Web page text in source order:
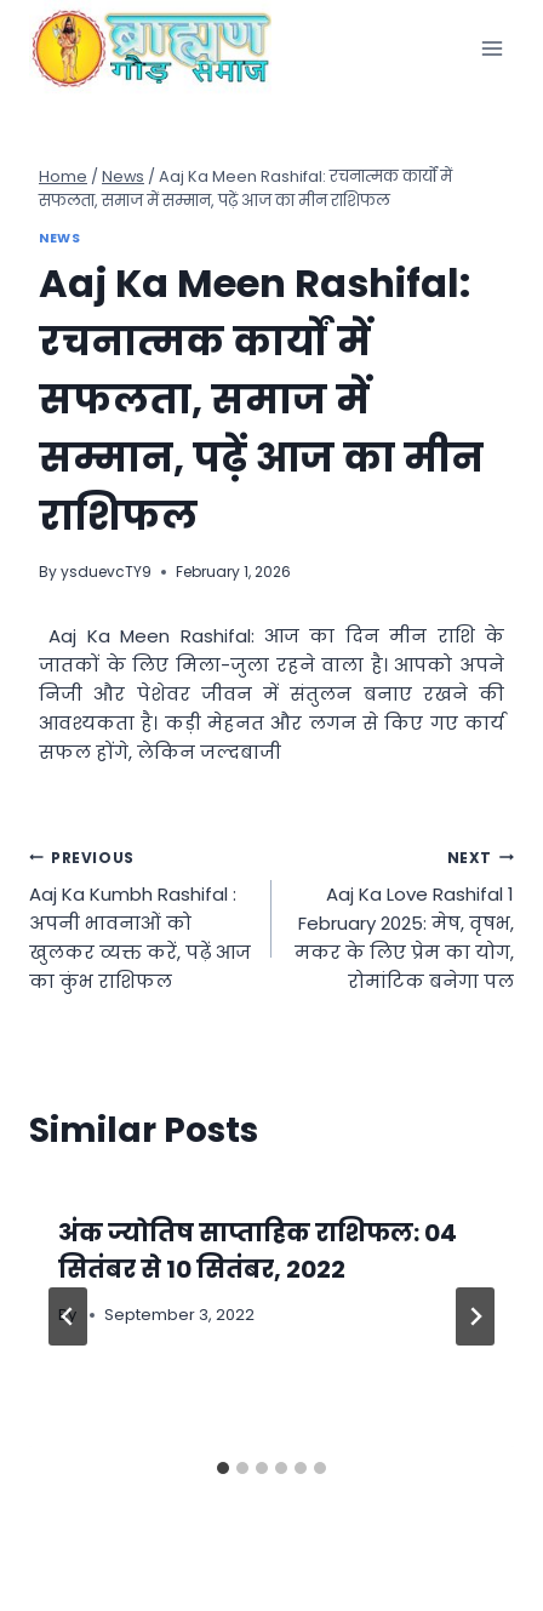
content
Home / News / Aaj Ka Meen Rashifal: रचनात्मक कार्यों में
सफलता, समाज में सम्मान, पढ़ें आज का मीन राशिफल
NEWS
Aaj Ka Meen Rashifal:
रचनात्मक कार्यों में
सफलता, समाज में
सम्मान, पढ़ें आज का मीन
राशिफल
ByysduevcTY9 February 1, 2026
Aaj Ka Meen Rashifal: आज का दिन मीन राशि के
जातकों के लिए मिला-जुला रहने वाला है। आपको अपने
निजी और पेशेवर जीवन में संतुलन बनाए रखने की
आवश्यकता है। कड़ी मेहनत और लगन से किए गए कार्य
सफल होंगे, लेकिन जल्दबाजी
Post
navigation
PREVIOUS
Aaj Ka Kumbh Rashifal :
अपनी भावनाओं को
खुलकर व्यक्त करें, पढ़ें आज
का कुंभ राशिफल
NEXT
Aaj Ka Love Rashifal 1
February 2025: मेष, वृषभ,
मकर के लिए प्रेम का योग,
रोमांटिक बनेगा पल
Similar Posts
अंक ज्योतिष साप्ताहिक राशिफल: 04
सितंबर से 10 सितंबर, 2022
By September 3, 2022